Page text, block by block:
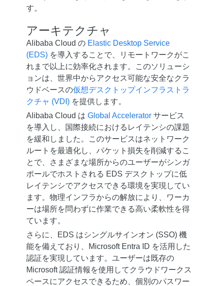
す。
アーキテクチャ
Alibaba Cloud の Elastic Desktop Service
(EDS)を導入することで、リモートワークがこ
れまで以上に効率化されます。このソリューシ
ョンは、世界中からアクセス可能な安全なクラ
ウドベースの仮想デスクトップインフラストラ
クチャ (VDI)を提供します。
Alibaba Cloud は Global Acceleratorサービス
を導入し、国際接続におけるレイテンシの課題
を緩和しました。このサービスはネットワーク
ルートを最適化し、パケット損失を削減するこ
とで、さまざまな場所からのユーザーがシンガ
ポールでホストされる EDS デスクトップに低
レイテンシでアクセスできる環境を実現してい
ます。物理インフラからの解放により、ワーカ
ーは場所を問わずに作業できる高い柔軟性を得
ています。
さらに、EDS はシングルサインオン (SSO) 機
能を備えており、Microsoft Entra ID を活用した
認証を実現しています。ユーザーは既存の
Microsoft 認証情報を使用してクラウドワークス
ペースにアクセスできるため、個別のパスワー